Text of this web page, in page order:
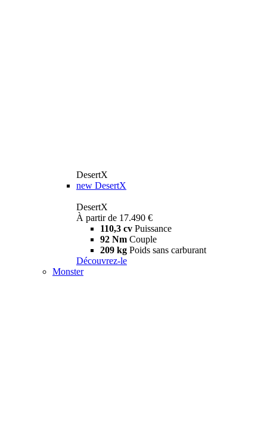
DesertX
new DesertX
DesertX
À partir de 17.490 €
110,3 cv Puissance
92 Nm Couple
209 kg Poids sans carburant
Découvrez-le
Monster